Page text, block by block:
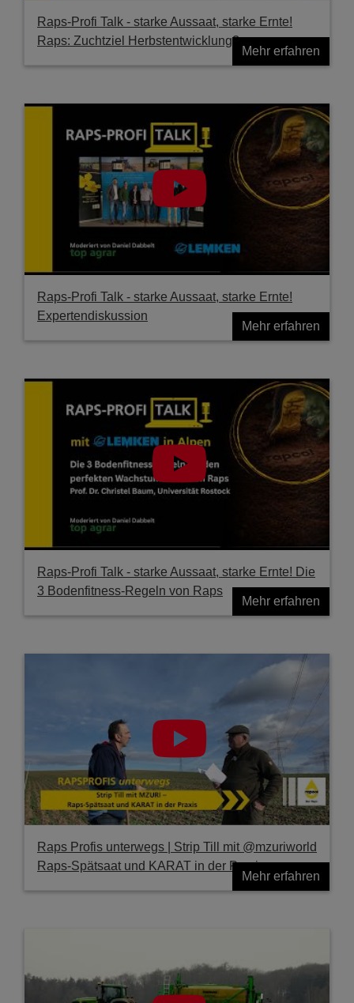
Raps-Profi Talk - starke Aussaat, starke Ernte!
Raps: Zuchtziel Herbstentwicklung?
Mehr erfahren
Raps-Profi Talk - starke Aussaat, starke Ernte!
Expertendiskussion
Mehr erfahren
Raps-Profi Talk - starke Aussaat, starke Ernte! Die
3 Bodenfitness-Regeln von Raps
Mehr erfahren
Raps Profis unterwegs | Strip Till mit @mzuriworld
Raps-Spätsaat und KARAT in der Praxis
Mehr erfahren